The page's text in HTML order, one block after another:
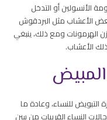
الأنسولين أو التدخل
بعض الأعشاب مثل البردقوش
الهرمونات ومع ذلك، ينبغي
الأعشاب.
التبويض للنساء، وعادة ما
النساء القريبات من سن